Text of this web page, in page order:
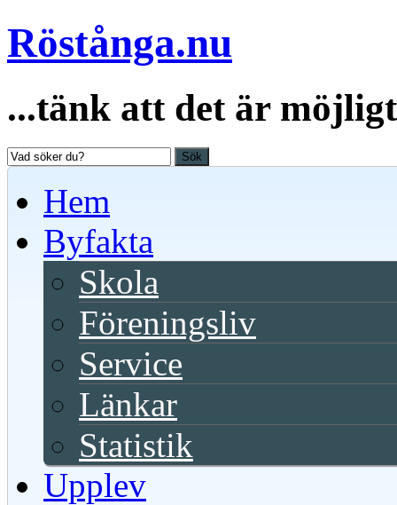
Röstånga.nu
...tänk att det är möjligt
Sök
Hem
Byfakta
Skola
Föreningsliv
Service
Länkar
Statistik
Upplev